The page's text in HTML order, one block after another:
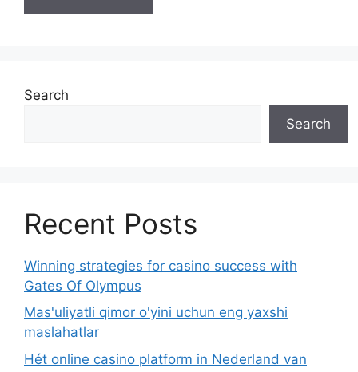
Search
Search
Recent Posts
Winning strategies for casino success with
Gates Of Olympus
Mas'uliyatli qimor o'yini uchun eng yaxshi
maslahatlar
Hét online casino platform in Nederland van